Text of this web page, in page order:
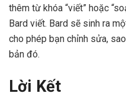
thêm từ khóa “viết” hoặc
Bard viết. Bard sẽ sinh ra
cho phép bạn chỉnh sửa,
bản đó.
Lời Kết